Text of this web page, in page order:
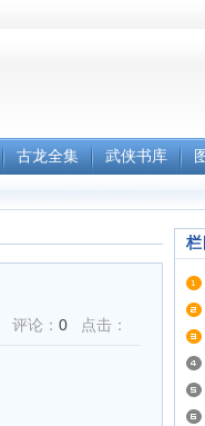
古龙全集 武侠书库
评论： 0 点击：
栏